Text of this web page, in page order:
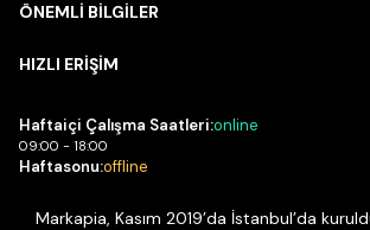
ÖNEMLİ BİLGİLER
HIZLI ERİŞİM
Haftaiçi Çalışma Saatleri:online
09:00 - 18:00
Haftasonu:offline
Markapia, Kasım 2019’da İstanbul’da